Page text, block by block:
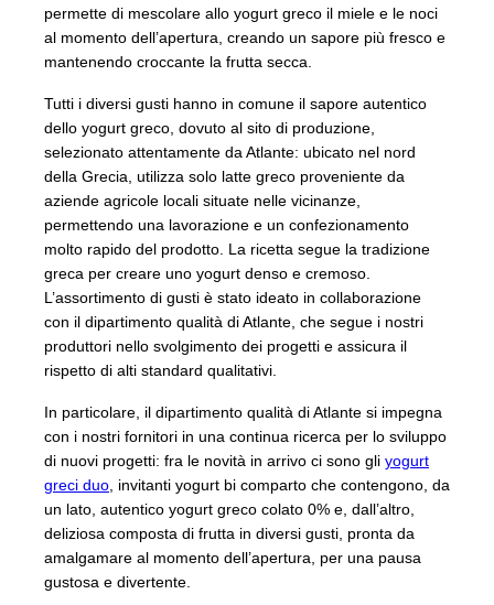
permette di mescolare allo yogurt greco il miele e le noci
al momento dell’apertura, creando un sapore più fresco e
mantenendo croccante la frutta secca.
Tutti i diversi gusti hanno in comune il sapore autentico
dello yogurt greco, dovuto al sito di produzione,
selezionato attentamente da Atlante: ubicato nel nord
della Grecia, utilizza solo latte greco proveniente da
aziende agricole locali situate nelle vicinanze,
permettendo una lavorazione e un confezionamento
molto rapido del prodotto. La ricetta segue la tradizione
greca per creare uno yogurt denso e cremoso.
L’assortimento di gusti è stato ideato in collaborazione
con il dipartimento qualità di Atlante, che segue i nostri
produttori nello svolgimento dei progetti e assicura il
rispetto di alti standard qualitativi.
In particolare, il dipartimento qualità di Atlante si impegna
con i nostri fornitori in una continua ricerca per lo sviluppo
di nuovi progetti: fra le novità in arrivo ci sono gli yogurt
greci duo , invitanti yogurt bi comparto che contengono, da
un lato, autentico yogurt greco colato 0% e, dall’altro,
deliziosa composta di frutta in diversi gusti, pronta da
amalgamare al momento dell’apertura, per una pausa
gustosa e divertente.